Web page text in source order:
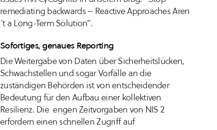
remediating backwards – Reactive Approaches Aren
´t a Long-Term Solution”.
Sofortiges, genaues Reporting
Die Weitergabe von Daten über Sicherheitslücken,
Schwachstellen und sogar Vorfälle an die
zuständigen Behörden ist von entscheidender
Bedeutung für den Aufbau einer kollektiven
Resilienz. Die engen Zeitvorgaben von NIS 2
erfordern einen schnellen Zugriff auf